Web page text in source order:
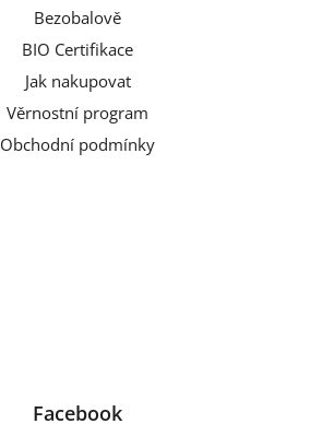
Bezobalově
BIO Certifikace
Jak nakupovat
Věrnostní program
Obchodní podmínky
Facebook